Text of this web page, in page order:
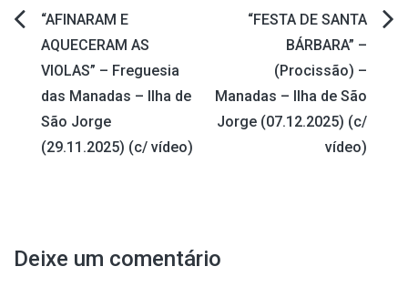
Navegação
de
artigos
“AFINARAM E
AQUECERAM AS
VIOLAS” – Freguesia
das Manadas – Ilha de
São Jorge
(29.11.2025) (c/ vídeo)
“FESTA DE SANTA
BÁRBARA” –
(Procissão) –
Manadas – Ilha de São
Jorge (07.12.2025) (c/
vídeo)
Deixe um comentário